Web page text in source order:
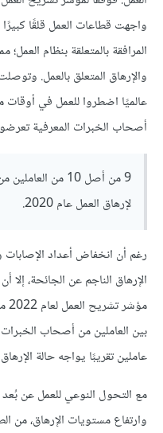
واجهت قطاعات العمل قلقًا
المرافقة بالمتعلقة بنظام
أصحاب الخبرات المعرفية تعرضوا
9 من أصل 10 من
لإرهاق العمل عام 2020.
رغم أن انخفاض أعداد
الإرهاق الناجم عن الجائحة،
بين العاملين من أصحاب
عاملين تقريبًا يواجه حالة
مع التحول النوعي للعمل عن بُعد
وارتفاع مستويات الإرهاق، من